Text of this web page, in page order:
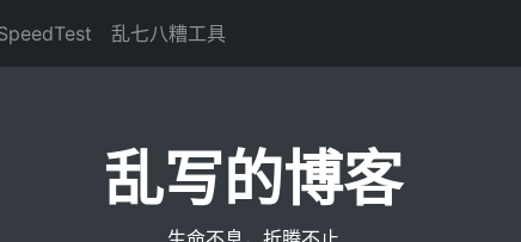
乱七八糟工具
乱写的博客